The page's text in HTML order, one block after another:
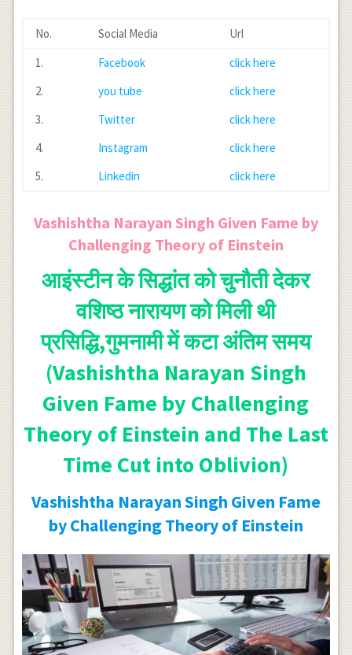
No. Social Media
Url
1.
Facebook
click here
2.
you tube
click here
3.
Twitter
click here
4.
Instagram
click here
5.
Linkedin click here
Vashishtha Narayan Singh Given Fame by
Challenging Theory of Einstein
आइंस्टीन के सिद्धांत को चुनौती देकर
वशिष्ठ नारायण को मिली थी
प्रसिद्धि,गुमनामी में कटा अंतिम समय
(Vashishtha Narayan Singh
Given Fame by Challenging
Theory of Einstein and The Last
Time Cut into Oblivion)
Vashishtha Narayan Singh Given Fame
by Challenging Theory of Einstein